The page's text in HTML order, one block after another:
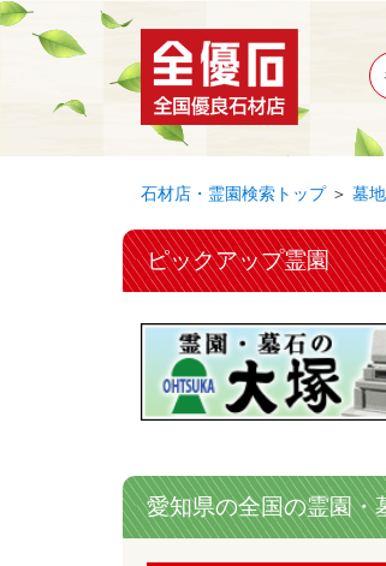
石材店・霊園検索トップ＞ 墓
ピックアップ霊園
愛知県の全国の霊園・